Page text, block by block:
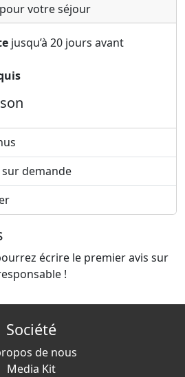
votre séjour
jusqu’à 20 jours avant
demande
écrire le premier avis sur
!
Société
de nous
Media Kit